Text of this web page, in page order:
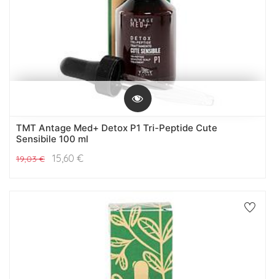
TMT Antage Med+ Detox P1 Tri-Peptide Cute
Sensibile 100 ml
19,03€ 15,60 €